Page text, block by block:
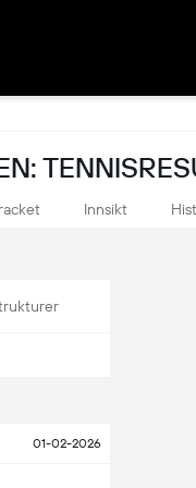
Innsikt
01-02-2026